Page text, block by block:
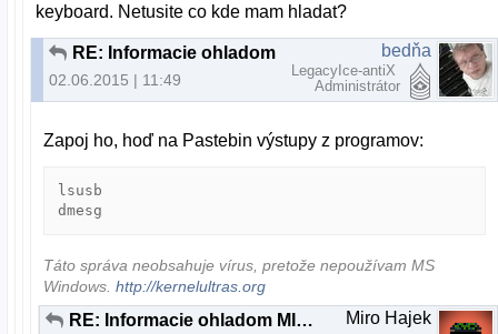
keyboard. Netusite co kde mam hladat?
02.06.2015 | 11:49
bedňa
LegacyIce-antiX
Administrátor
Zapoj ho, hoď na Pastebin výstupy z programov:
lsusb
dmesg
Táto správa neobsahuje vírus, pretože nepoužívam MS
Windows.http://kernelultras.org
RE: Informacie ohladom MIDI keyboardu Miro Hajek